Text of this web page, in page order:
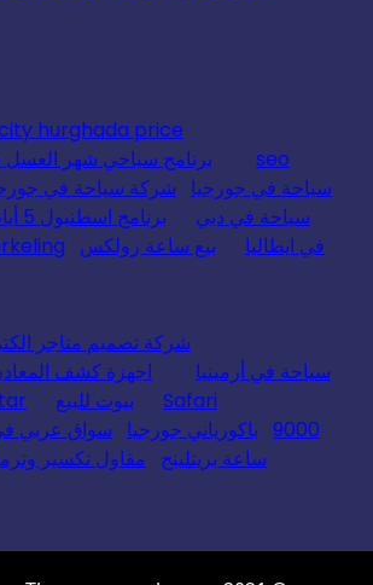
hurghada price
seo
برنامج سياحي شهر العسل
سياحة في جورجيا
شركة سياحة في
سياحة في دبي
برنامج اسطنبول 5 أيام
في ايطاليا
بيع ساعة رولكس
شركة تصميم متاجر
سياحة في أرمينيا
اجهزة كشف
Safari
بيوت للبيع
9000 باكورياني جورجيا سواق عربي
ساعة بريتلينج
مقاول تكسير